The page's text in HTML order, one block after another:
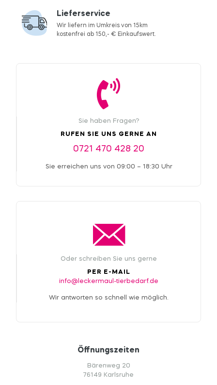
Lieferservice
Wir liefern im Umkreis von 15km
kostenfrei ab 150,- € Einkaufswert.
Sie haben Fragen?
RUFEN SIE UNS GERNE AN
0721 470 428 20
Sie erreichen uns von 09:00 – 18:30 Uhr
Oder schreiben Sie uns gerne
PER E-MAIL
info@leckermaul-tierbedarf.de
Wir antworten so schnell wie möglich.
Öffnungszeiten
Bärenweg 20
76149 Karlsruhe